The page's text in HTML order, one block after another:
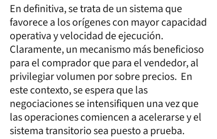
En definitiva, se trata de un sistema que
favorece a los orígenes con mayor capacidad
operativa y velocidad de ejecución.
Claramente, un mecanismo más beneficioso
para el comprador que para el vendedor, al
privilegiar volumen por sobre precios. En
este contexto, se espera que las
negociaciones se intensifiquen una vez que
las operaciones comiencen a acelerarse y el
sistema transitorio sea puesto a prueba.